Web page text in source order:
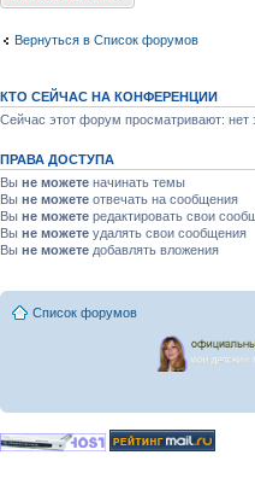
Вернуться в Список форумов
КТО СЕЙЧАС НА КОНФЕРЕНЦИИ
Сейчас этот форум просматривают: нет
ПРАВА ДОСТУПА
Вы не можете начинать темы
Вы не можете отвечать на сообщения
Вы не можете редактировать свои
Вы не можете удалять свои сообщения
Вы не можете добавлять вложения
Список форумов